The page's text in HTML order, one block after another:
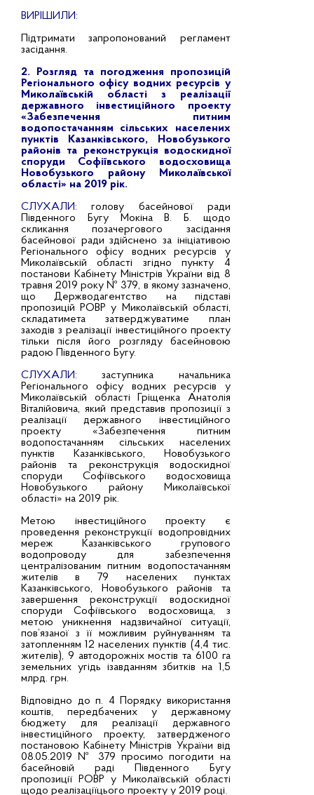
ВИРІШИЛИ:
Підтримати запропонований регламент
засідання.
2. Розгляд та погодження пропозицій
Регіонального офісу водних ресурсів у
Миколаївській області з реалізації
державного інвестиційного проекту
«Забезпечення питним
водопостачанням сільських населених
пунктів Казанківського, Новобузького
районів та реконструкція водоскидної
споруди Софіївського водосховища
Новобузького району Миколаївської
області» на 2019 рік.
СЛУХАЛИ: голову басейнової ради
Південного Бугу Мокіна В. Б. щодо
скликання позачергового засідання
басейнової ради здійснено за ініціативою
Регіонального офісу водних ресурсів у
Миколаївській області згідно пункту 4
постанови Кабінету Міністрів України від 8
травня 2019 року № 379, в якому зазначено,
що Держводагентство на підставі
пропозицій РОВР у Миколаївській області,
складатимета затверджуватиме план
заходів з реалізації інвестиційного проекту
тільки після його розгляду басейновою
радою Південного Бугу.
СЛУХАЛИ:заступника начальника
Регіонального офісу водних ресурсів у
Миколаївській області Гріщенка Анатолія
Віталійовича, який представив пропозиції з
реалізації державного інвестиційного
проекту «Забезпечення питним
водопостачанням сільських населених
пунктів Казанківського, Новобузького
районів та реконструкція водоскидної
споруди Софіївського водосховища
Новобузького району Миколаївської
області» на 2019 рік.
Метою інвестиційного проекту є
проведення реконструкції водопровідних
мереж Казанківського групового
водопроводу для забезпечення
централізованим питним водопостачанням
жителів в 79 населених пунктах
Казанківського, Новобузького районів та
завершення реконструкції водоскидної
споруди Софіївського водосховища, з
метою уникнення надзвичайної ситуації,
пов’язаної з її можливим руйнуванням та
затопленням 12 населених пунктів (4,4 тис.
жителів), 9 автодорожніх мостів та 6100 га
земельних угідь ізавданням збитків на 1,5
млрд. грн.
Відповідно до п. 4 Порядку використання
коштів, передбачених у державному
бюджету для реалізації державного
інвестиційного проекту, затвердженого
постановою Кабінету Міністрів України від
08.05.2019 № 379 просимо погодити на
басейновій раді Південного Бугу
пропозиції РОВР у Миколаївській області
щодо реалізаціїцього проекту у 2019 році.